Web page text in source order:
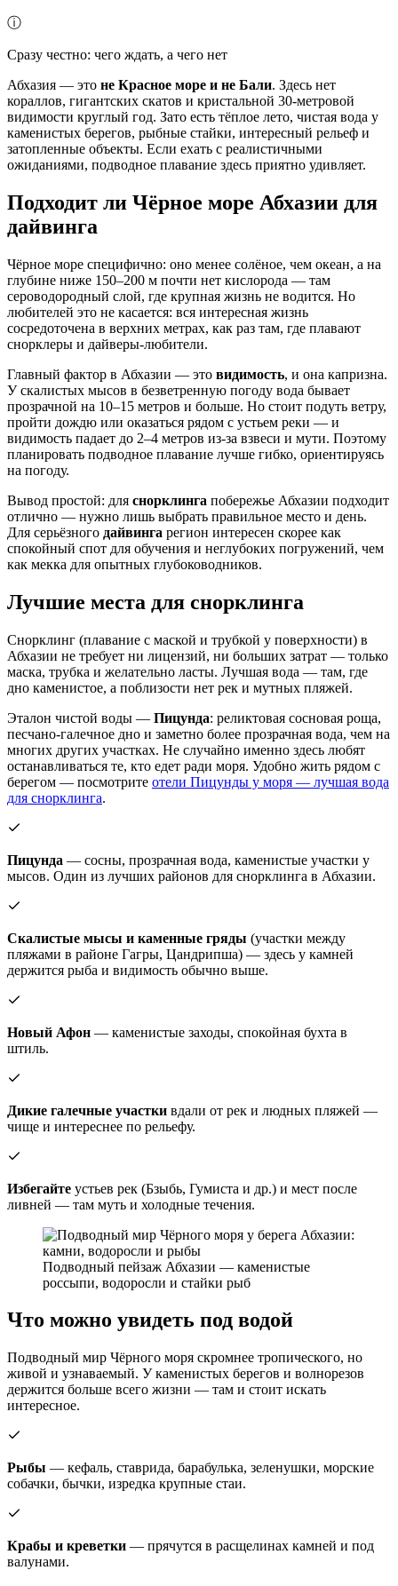
ⓘ
Сразу честно: чего ждать, а чего нет
Абхазия — это не Красное море и не Бали. Здесь нет
кораллов, гигантских скатов и кристальной 30-метровой
видимости круглый год. Зато есть тёплое лето, чистая вода у
каменистых берегов, рыбные стайки, интересный рельеф и
затопленные объекты. Если ехать с реалистичными
ожиданиями, подводное плавание здесь приятно удивляет.
Подходит ли Чёрное море Абхазии для
дайвинга
Чёрное море специфично: оно менее солёное, чем океан, а на
глубине ниже 150–200 м почти нет кислорода — там
сероводородный слой, где крупная жизнь не водится. Но
любителей это не касается: вся интересная жизнь
сосредоточена в верхних метрах, как раз там, где плавают
снорклеры и дайверы-любители.
Главный фактор в Абхазии — это видимость, и она капризна.
У скалистых мысов в безветренную погоду вода бывает
прозрачной на 10–15 метров и больше. Но стоит подуть ветру,
пройти дождю или оказаться рядом с устьем реки — и
видимость падает до 2–4 метров из-за взвеси и мути. Поэтому
планировать подводное плавание лучше гибко, ориентируясь
на погоду.
Вывод простой: для снорклинга побережье Абхазии подходит
отлично — нужно лишь выбрать правильное место и день.
Для серьёзного дайвинга регион интересен скорее как
спокойный спот для обучения и неглубоких погружений, чем
как мекка для опытных глубоководников.
Лучшие места для снорклинга
Снорклинг (плавание с маской и трубкой у поверхности) в
Абхазии не требует ни лицензий, ни больших затрат — только
маска, трубка и желательно ласты. Лучшая вода — там, где
дно каменистое, а поблизости нет рек и мутных пляжей.
Эталон чистой воды — Пицунда: реликтовая сосновая роща,
песчано-галечное дно и заметно более прозрачная вода, чем на
многих других участках. Не случайно именно здесь любят
останавливаться те, кто едет ради моря. Удобно жить рядом с
берегом — посмотрите отели Пицунды у моря — лучшая вода
для снорклинга.
Пицунда — сосны, прозрачная вода, каменистые участки у
мысов. Один из лучших районов для снорклинга в Абхазии.
Скалистые мысы и каменные гряды (участки между
пляжами в районе Гагры, Цандрипша) — здесь у камней
держится рыба и видимость обычно выше.
Новый Афон — каменистые заходы, спокойная бухта в
штиль.
Дикие галечные участки вдали от рек и людных пляжей —
чище и интереснее по рельефу.
Избегайте устьев рек (Бзыбь, Гумиста и др.) и мест после
ливней — там муть и холодные течения.
Подводный пейзаж Абхазии — каменистые
россыпи, водоросли и стайки рыб
Что можно увидеть под водой
Подводный мир Чёрного моря скромнее тропического, но
живой и узнаваемый. У каменистых берегов и волнорезов
держится больше всего жизни — там и стоит искать
интересное.
Рыбы — кефаль, ставрида, барабулька, зеленушки, морские
собачки, бычки, изредка крупные стаи.
Крабы и креветки — прячутся в расщелинах камней и под
валунами.